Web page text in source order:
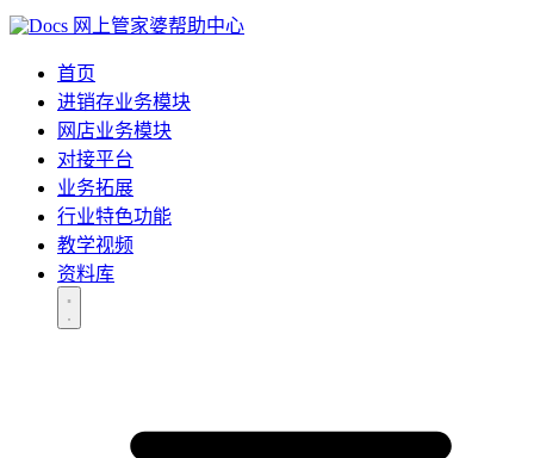
网上管家婆帮助中心
首页
进销存业务模块
网店业务模块
对接平台
业务拓展
行业特色功能
教学视频
资料库